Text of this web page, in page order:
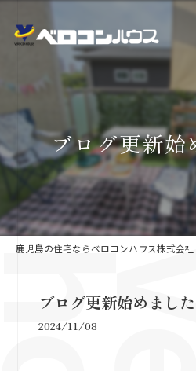
ブログ更新始
鹿児島の住宅ならベロコンハウス株式会社
ブログ更新始めました
2024/11/08